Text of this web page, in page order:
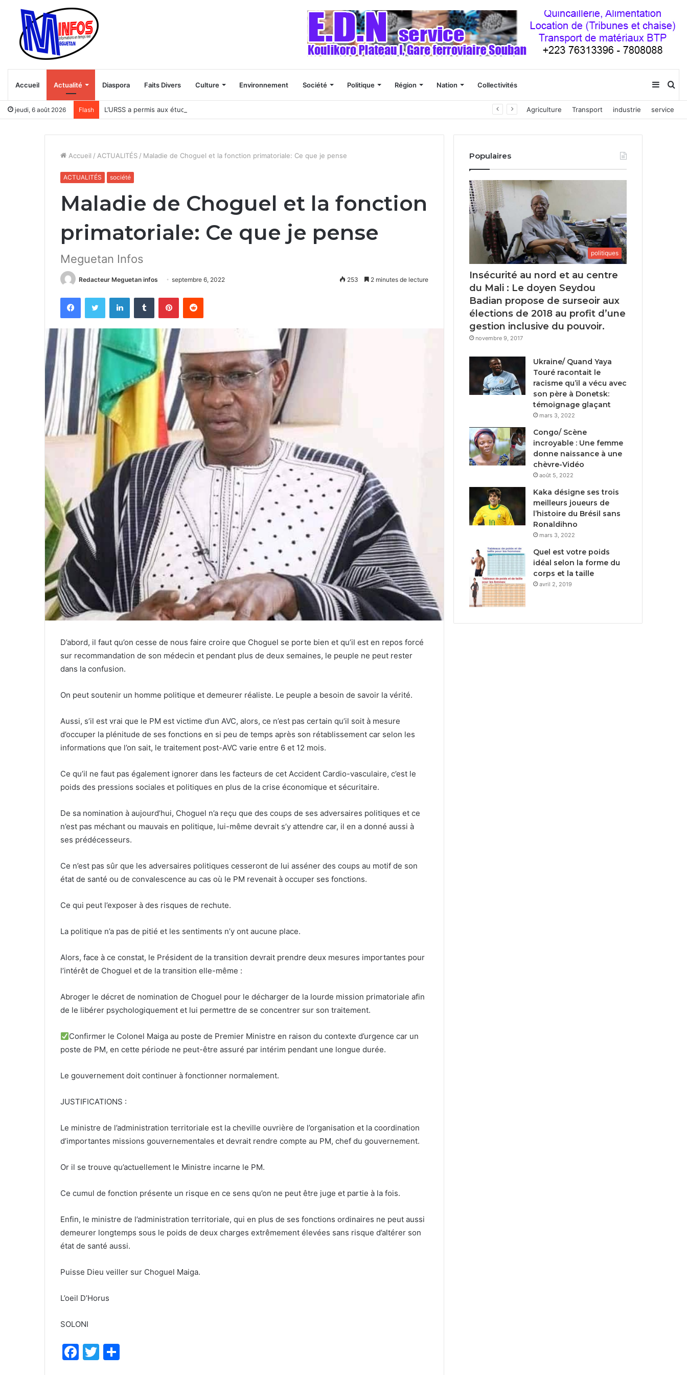
Accueil Actualité Diaspora Faits Divers Culture Environnement Société Politique Région Nation Collectivités
jeudi, 6 août 2026 Flash L’URSS a permis aux étudiants africains de se tourner vers des études scientifiques, selon un responsable malien Agriculture Transport industrie service
Accueil / ACTUALITÉS / Maladie de Choguel et la fonction primatoriale: Ce que je pense
ACTUALITÉS société
Maladie de Choguel et la fonction
primatoriale: Ce que je pense
Meguetan Infos
Redacteur Meguetan infos septembre 6, 2022 253 2 minutes de lecture
D’abord, il faut qu’on cesse de nous faire croire que Choguel se porte bien et qu’il est en repos forcé
sur recommandation de son médecin et pendant plus de deux semaines, le peuple ne peut rester
dans la confusion.
On peut soutenir un homme politique et demeurer réaliste. Le peuple a besoin de savoir la vérité.
Aussi, s’il est vrai que le PM est victime d’un AVC, alors, ce n’est pas certain qu’il soit à mesure
d’occuper la plénitude de ses fonctions en si peu de temps après son rétablissement car selon les
informations que l’on sait, le traitement post-AVC varie entre 6 et 12 mois.
Ce qu’il ne faut pas également ignorer dans les facteurs de cet Accident Cardio-vasculaire, c’est le
poids des pressions sociales et politiques en plus de la crise économique et sécuritaire.
De sa nomination à aujourd’hui, Choguel n’a reçu que des coups de ses adversaires politiques et ce
n’est pas méchant ou mauvais en politique, lui-même devrait s’y attendre car, il en a donné aussi à
ses prédécesseurs.
Ce n’est pas sûr que les adversaires politiques cesseront de lui asséner des coups au motif de son
état de santé ou de convalescence au cas où le PM revenait à occuper ses fonctions.
Ce qui peut l’exposer à des risques de rechute.
La politique n’a pas de pitié et les sentiments n’y ont aucune place.
Alors, face à ce constat, le Président de la transition devrait prendre deux mesures importantes pour
l’intérêt de Choguel et de la transition elle-même :
Abroger le décret de nomination de Choguel pour le décharger de la lourde mission primatoriale afin
de le libérer psychologiquement et lui permettre de se concentrer sur son traitement.
Confirmer le Colonel Maiga au poste de Premier Ministre en raison du contexte d’urgence car un
poste de PM, en cette période ne peut-être assuré par intérim pendant une longue durée.
Le gouvernement doit continuer à fonctionner normalement.
JUSTIFICATIONS :
Le ministre de l’administration territoriale est la cheville ouvrière de l’organisation et la coordination
d’importantes missions gouvernementales et devrait rendre compte au PM, chef du gouvernement.
Or il se trouve qu’actuellement le Ministre incarne le PM.
Ce cumul de fonction présente un risque en ce sens qu’on ne peut être juge et partie à la fois.
Enfin, le ministre de l’administration territoriale, qui en plus de ses fonctions ordinaires ne peut aussi
demeurer longtemps sous le poids de deux charges extrêmement élevées sans risque d’altérer son
état de santé aussi.
Puisse Dieu veiller sur Choguel Maiga.
L’oeil D’Horus
SOLONI
F
T
Populaires
politiques
Insécurité au nord et au centre
du Mali : Le doyen Seydou
Badian propose de surseoir aux
élections de 2018 au profit d’une
gestion inclusive du pouvoir.
novembre 9, 2017
Ukraine/ Quand Yaya
Touré racontait le
racisme qu’il a vécu avec
son père à Donetsk:
témoignage glaçant
mars 3, 2022
Congo/ Scène
incroyable : Une femme
donne naissance à une
chèvre-Vidéo
août 5, 2022
Kaka désigne ses trois
meilleurs joueurs de
l’histoire du Brésil sans
Ronaldihno
mars 3, 2022
Quel est votre poids
idéal selon la forme du
corps et la taille
avril 2, 2019